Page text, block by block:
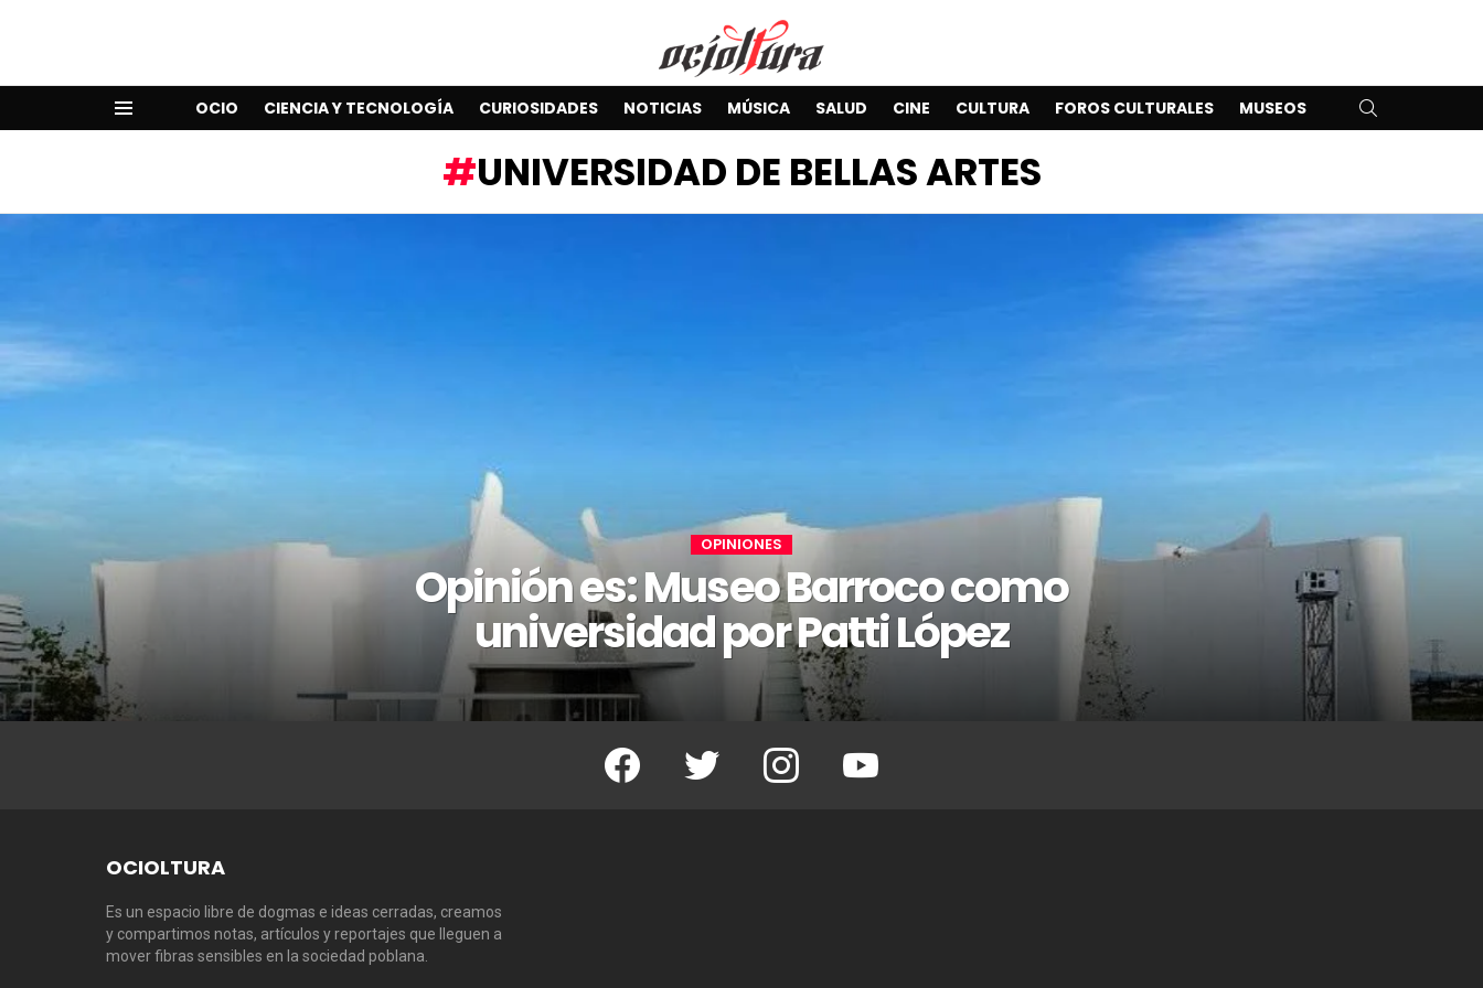
OCIO CIENCIA Y TECNOLOGÍA CURIOSIDADES NOTICIAS MÚSICA SALUD CINE CULTURA FOROS CULTURALES MUSEOS
UNIVERSIDAD DE BELLAS ARTES
OPINIONES
Opinión es: Museo Barroco como
universidad por Patti López
Facebook Twitter Instagram Youtube
OCIOLTURA
Es un espacio libre de dogmas e ideas cerradas, creamos
y compartimos notas, artículos y reportajes que lleguen a
mover fibras sensibles en la sociedad poblana.